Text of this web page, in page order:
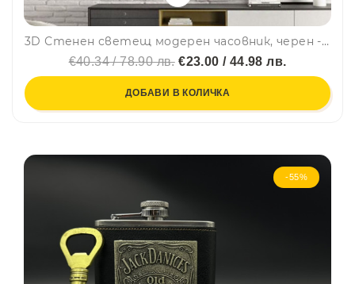
3D Стенен светещ модерен часовник, черен - BLACK, Home Decor Clock 3D, DC-163
€40.34 / 78.90 лв.€23.00 / 44.98 лв.
ДОБАВИ В КОЛИЧКА
-55%